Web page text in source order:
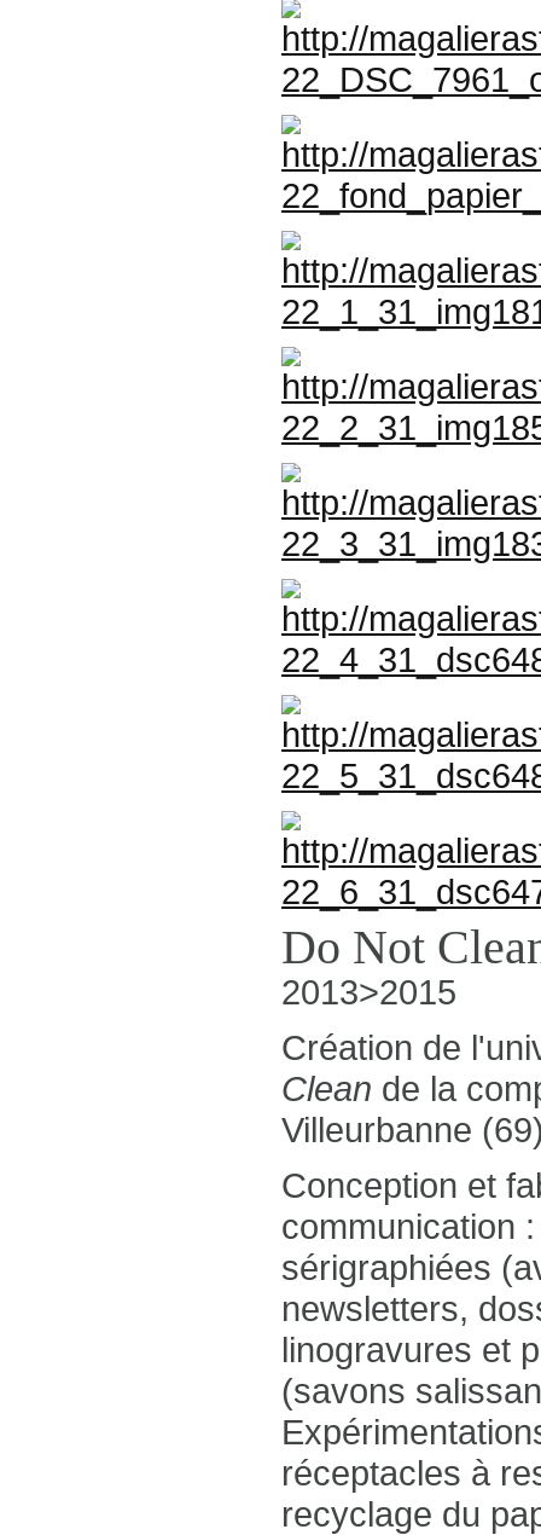
Do Not
2013>2015
Création de
Clean de la
Villeurbanne
Conception et
communication
sérigraphiées
newsletters,
linogravures et
(savons
réceptacles à
recyclage du